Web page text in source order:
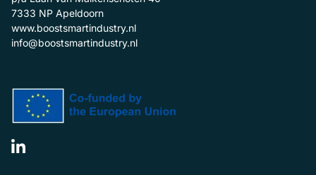
7333 NP Apeldoorn
www.boostsmartindustry.nl
info@boostsmartindustry.nl